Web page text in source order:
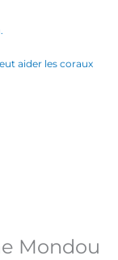
aider les coraux
Mondou